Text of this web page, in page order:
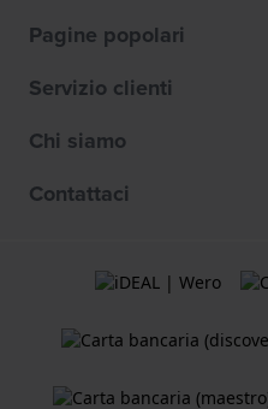
Pagine popolari
Servizio clienti
Chi siamo
Contattaci